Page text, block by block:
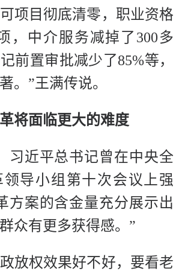
项目彻底清零，职业资格
，中介服务减掉了300多
前置审批减少了85%等，
。”王满传说。
将面临更大的难度
习近平总书记曾在中央全
导小组第十次会议上强
方案的含金量充分展示出
众有更多获得感。”
放权效果好不好，要看老